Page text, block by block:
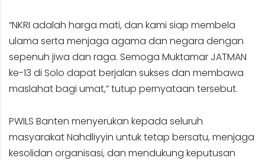
“NKRI adalah harga mati, dan kami siap membela
ulama serta menjaga agama dan negara dengan
sepenuh jiwa dan raga. Semoga Muktamar JATMAN
ke-13 di Solo dapat berjalan sukses dan membawa
maslahat bagi umat,” tutup pernyataan tersebut.
PWILS Banten menyerukan kepada seluruh
masyarakat Nahdliyyin untuk tetap bersatu, menjaga
kesolidan organisasi, dan mendukung keputusan